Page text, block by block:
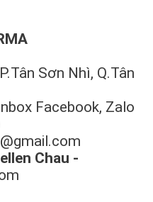
Sơn Nhì, Q.Tân
Facebook, Zalo
Chau -